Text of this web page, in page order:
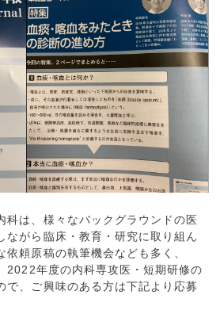
科は、様々なバックグラウンドの医
ながら臨床・教育・研究に取り組ん
依頼原稿の執筆機会なども多く、
2022年度の内科専攻医・短期研修の
で、ご興味のある方は下記より応募